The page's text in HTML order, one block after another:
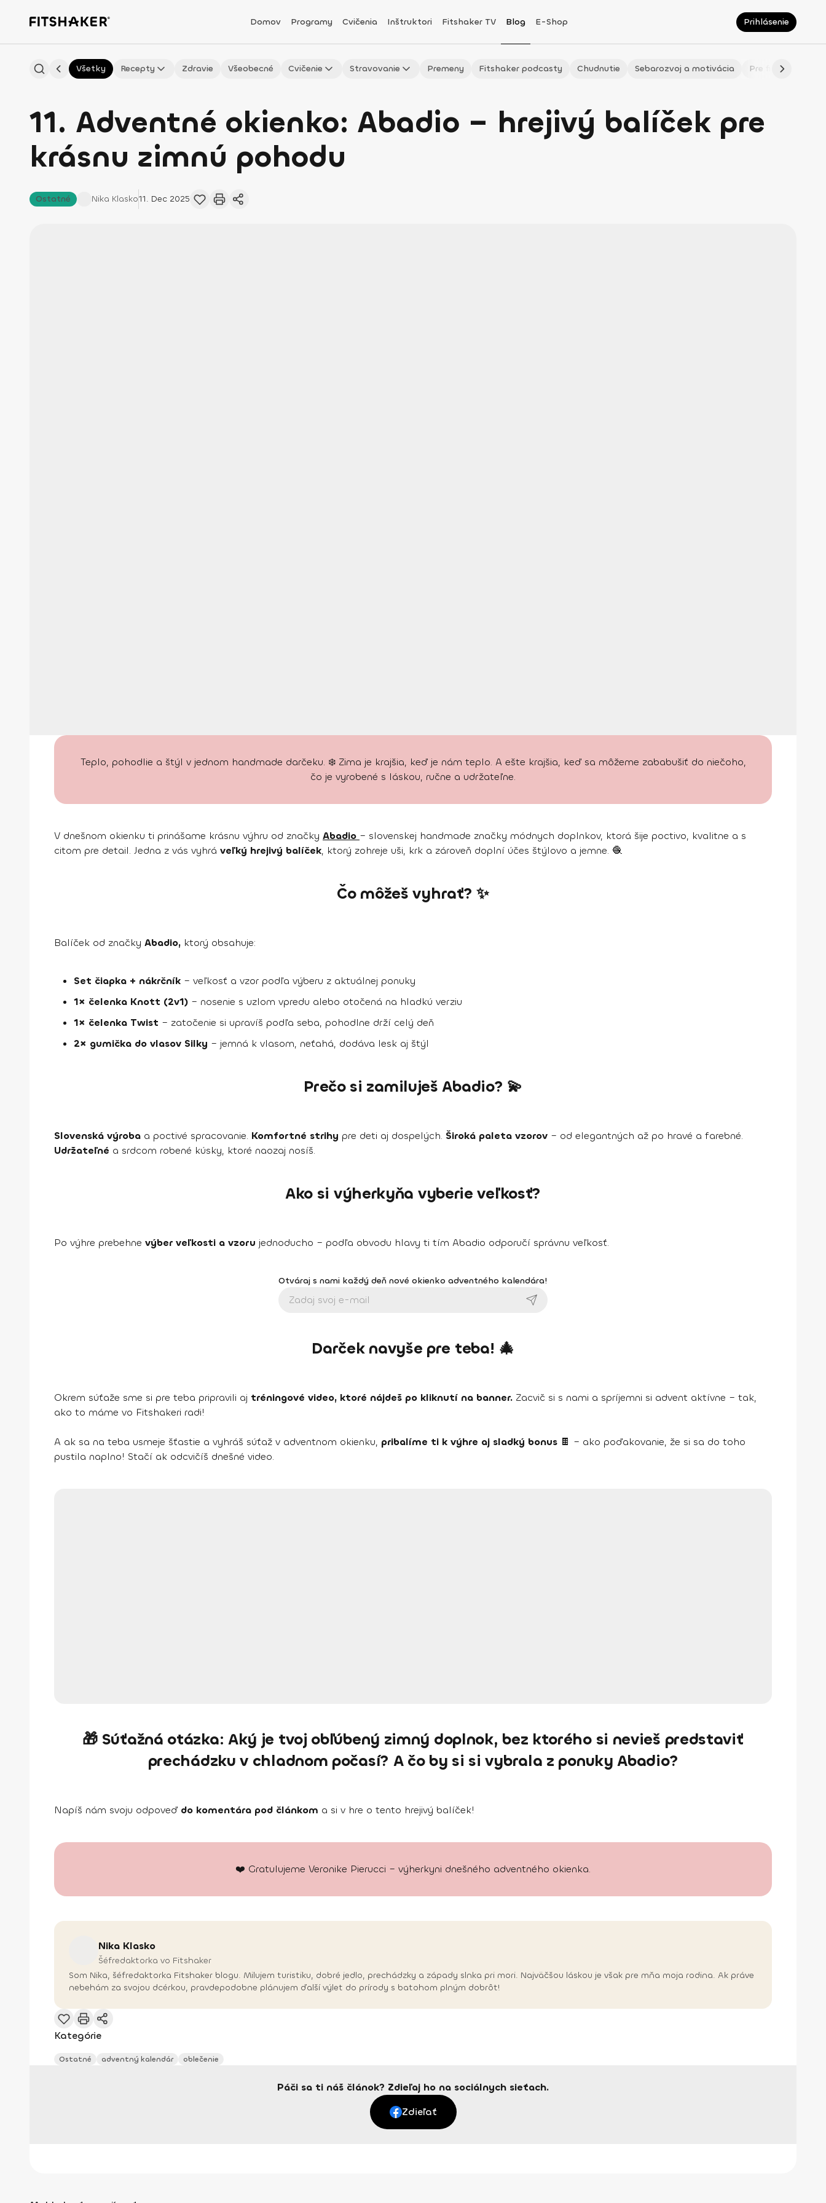
Domov Programy Cvičenia Inštruktori Fitshaker TV Blog E-Shop Prihlásenie
Všetky Recepty Zdravie Všeobecné Cvičenie Stravovanie Premeny Fitshaker podcasty Chudnutie Sebarozvoj a motivácia Pre fitmaminky
11. Adventné okienko: Abadio – hrejivý balíček pre
krásnu zimnú pohodu
Ostatné Nika Klasko11. Dec 2025
Teplo, pohodlie a štýl v jednom handmade darčeku. ❄️ Zima je krajšia, keď je nám teplo. A ešte krajšia, keď sa môžeme zababušiť do niečoho,
čo je vyrobené s láskou, ručne a udržateľne.
V dnešnom okienku ti prinášame krásnu výhru od značky Abadio – slovenskej handmade značky módnych doplnkov, ktorá šije poctivo, kvalitne a s
citom pre detail. Jedna z vás vyhrá veľký hrejivý balíček, ktorý zohreje uši, krk a zároveň doplní účes štýlovo a jemne. 🧶
Čo môžeš vyhrať? ✨
Balíček od značky Abadio, ktorý obsahuje:
Set čiapka + nákrčník – veľkosť a vzor podľa výberu z aktuálnej ponuky
1× čelenka Knott (2v1) – nosenie s uzlom vpredu alebo otočená na hladkú verziu
1× čelenka Twist – zatočenie si upravíš podľa seba, pohodlne drží celý deň
2× gumička do vlasov Silky – jemná k vlasom, neťahá, dodáva lesk aj štýl
Prečo si zamiluješ Abadio? 💫
Slovenská výroba a poctivé spracovanie. Komfortné strihy pre deti aj dospelých. Široká paleta vzorov – od elegantných až po hravé a farebné.
Udržateľné a srdcom robené kúsky, ktoré naozaj nosíš.
Ako si výherkyňa vyberie veľkosť?
Po výhre prebehne výber veľkosti a vzoru jednoducho – podľa obvodu hlavy ti tím Abadio odporučí správnu veľkosť.
Otváraj s nami každý deň nové okienko adventného kalendára!
Darček navyše pre teba! 🎄
Okrem súťaže sme si pre teba pripravili aj tréningové video, ktoré nájdeš po kliknutí na banner. Zacvič si s nami a spríjemni si advent aktívne – tak,
ako to máme vo Fitshakeri radi!
A ak sa na teba usmeje šťastie a vyhráš súťaž v adventnom okienku, pribalíme ti k výhre aj sladký bonus 🍫 – ako poďakovanie, že si sa do toho
pustila naplno! Stačí ak odcvičíš dnešné video.
🎁 Súťažná otázka: Aký je tvoj obľúbený zimný doplnok, bez ktorého si nevieš predstaviť
prechádzku v chladnom počasí? A čo by si si vybrala z ponuky Abadio?
Napíš nám svoju odpoveď do komentára pod článkom a si v hre o tento hrejivý balíček!
❤️ Gratulujeme Veronike Pierucci – výherkyni dnešného adventného okienka.
Nika Klasko
Šéfredaktorka vo Fitshaker
Som Nika, šéfredaktorka Fitshaker blogu. Milujem turistiku, dobré jedlo, prechádzky a západy slnka pri mori. Najväčšou láskou je však pre mňa moja rodina. Ak práve
nebehám za svojou dcérkou, pravdepodobne plánujem ďalší výlet do prírody s batohom plným dobrôt!
Kategórie
Ostatné adventný kalendár oblečenie
Páči sa ti náš článok? Zdieľaj ho na sociálnych sieťach.
Zdieľať